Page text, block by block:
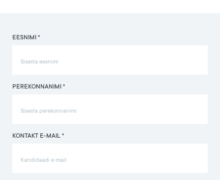
EESNIMI *
PEREKONNANIMI *
KONTAKT E-MAIL *